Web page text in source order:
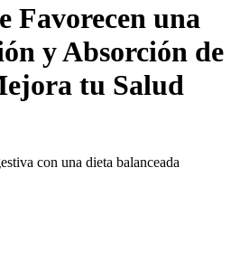
Favorecen una
y Absorción de
tu Salud